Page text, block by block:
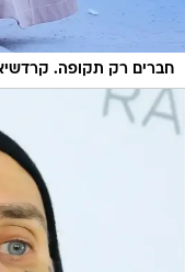
חברים רק תקופה.